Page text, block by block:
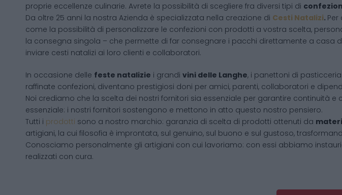
proprie eccellenze culinarie. Avrete la possibilità di scegliere fra diversi tipi di
Da oltre 25 anni la nostra Azienda è specializzata nella creazione di Cesti Natalizi.
come la possibilità di personalizzare le confezioni con prodotti a vostra scelta,
la consegna singola – che permette di far consegnare i pacchi direttamente a casa
inviare cesti natalizi ai loro clienti e collaboratori.
In occasione delle feste natalizie i grandi vini delle Langhe, i panettoni di
raffinate confezioni, diventano prestigiosi doni per amici, parenti, collaboratori e
Noi crediamo che la scelta dei nostri fornitori sia essenziale per garantire continuità
essenziale: i nostri fornitori sostengono e mettono in atto questo nostro pensiero.
Tutti i prodotti sono a nostro marchio: garanzia di scelta di prodotti ottenuti da
artigiani, la cui filosofia è improntata, sul genuino, sul buono e sul gustoso,
Conosciamo personalmente gli artigiani con cui lavoriamo: con essi abbiamo
realizzati con cura.